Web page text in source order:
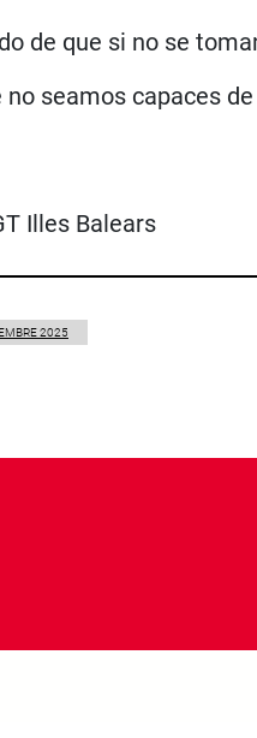
de que si no se
no seamos capaces
Illes Balears
2025